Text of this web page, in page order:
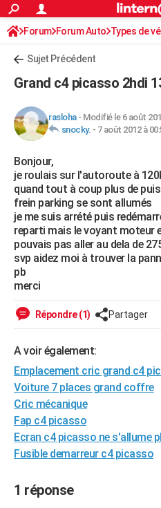
ACTUALITÉS
Politique
Société
Faits Divers
Education
Monde
Villes
+
Retraite
Impôts
Epargne
Immobilier
Risques naturels par ville
Banque
Assurance
Crédit
AUTO
HIGH-TECH
Mobiles
Meilleur smartphone
Internet
Ordinateurs
Jeux vidéo
Guide high-tech
+BRICOLAGE
Forum
Aménagement intérieur
Extérieur
Cuisine
Salle de bains
Jardinage
Rangement
WEEK-END
Guides de France
Escapades
Patrimoine
Expositions
Musées
Week-end nature
LIFESTYLE
Art de vivre
Bien-être
Loisirs
Mode
Modes de vie
SANTE
Destinations
City break
Voyage nature
Voyage de noces
Forum
Climat
GUIDES D'ACHAT
BONS PLANS
CARTE DE VOEUX
Carte de Noël
Carte Bonne année
Carte Saint-Valentin
Carte Pâques
Carte d'anniversaire
DICTIONNAIRE
COPAINS D'AVANT
Forum Forum Auto Types de
Sujet Précédent
Grand c4 picasso 2hdi
rasloha- Modifié le 6 août
snocky. - 7 août 2012 à
Bonjour,
je roulais sur l'autoroute à
quand tout à coup plus de
frein parking se sont allumés
je me suis arrété puis
reparti mais le voyant moteur
pouvais pas aller au dela de
svp aidez moi à trouver la
pb
merci
Répondre (1) Partager
A voir également:
Emplacement cric grand c4
Voiture 7 places grand coffre
Cric mécanique
Fap c4 picasso
Ecran c4 picasso ne s'allume
Fusible demarreur c4 picasso
1 réponse